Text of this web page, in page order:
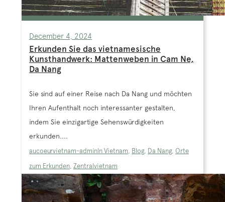
December 4, 2024
Erkunden Sie das vietnamesische
Kunsthandwerk: Mattenweben in Cam Ne,
Da Nang
Sie sind auf einer Reise nach Da Nang und möchten
Ihren Aufenthalt noch interessanter gestalten,
indem Sie einzigartige Sehenswürdigkeiten
erkunden....
aucoeurvietnam-admin In Vietnam, Blog, Da Nang, Orte
zum Erkunden, Zentralvietnam